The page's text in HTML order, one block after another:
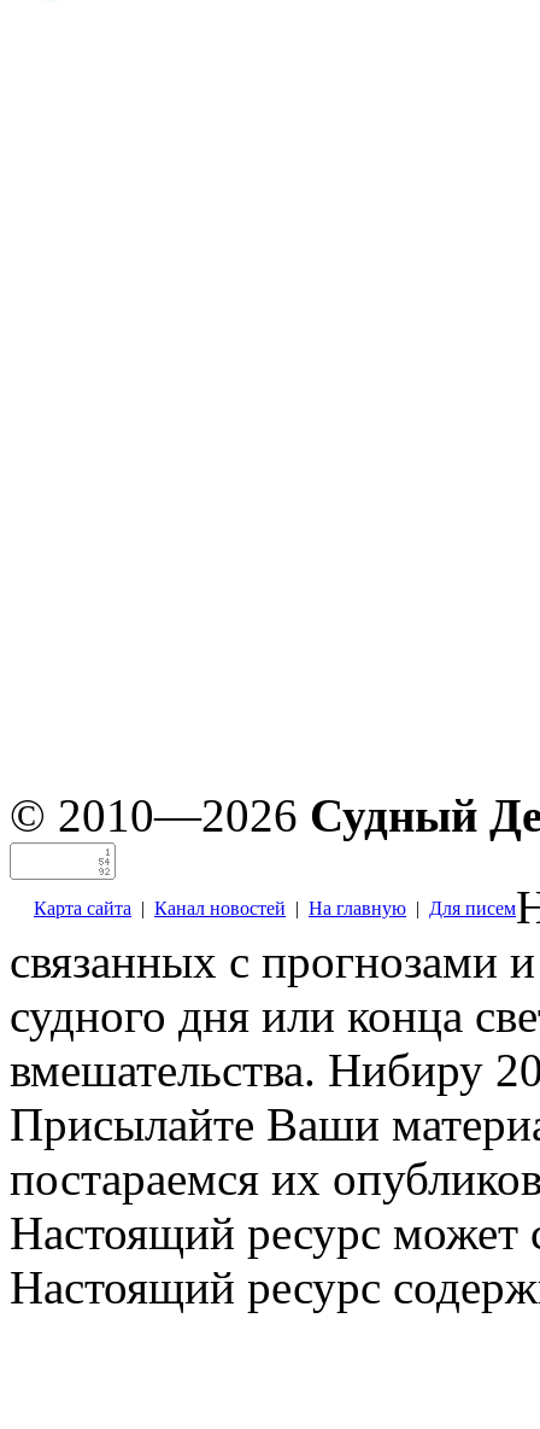
© 2010—2026 Судный
Карта сайта | Канал новостей | На главную | Для писем
связанных с прогнозами
судного дня или конца
вмешательства. Нибиру
Присылайте Ваши
постараемся их
Настоящий ресурс может
Настоящий ресурс